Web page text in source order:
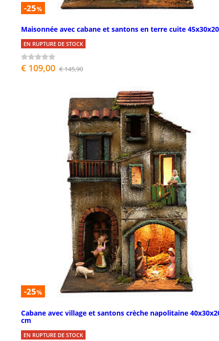
-25%
Maisonnée avec cabane et santons en terre cuite
EN RUPTURE DE STOCK
€ 109,00 € 145,90
-25%
Cabane avec village et santons crèche napolitaine
cm
EN RUPTURE DE STOCK